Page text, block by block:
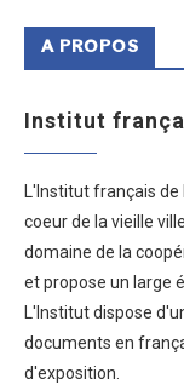
A PROPOS
Institut
L'Institut français
coeur de la vieille
domaine de la
et propose un large
L'Institut dispose
documents en
d'exposition.